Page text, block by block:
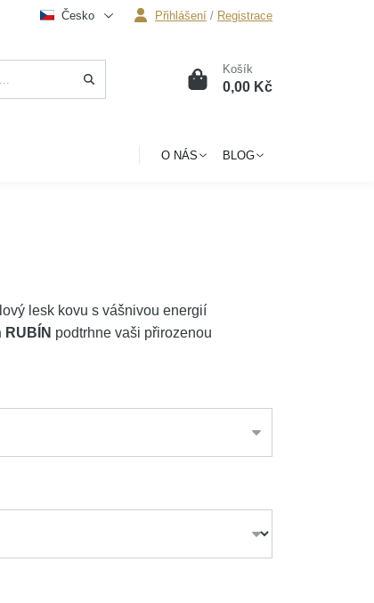
Česko Přihlášení / Registrace
0 Košík
0,00 Kč
O NÁS BLOG
lesk kovu s vášnivou energií
RUBÍN podtrhne vaši přirozenou